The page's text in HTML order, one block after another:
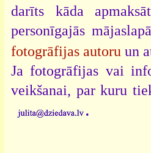
darīts kāda
personīgajās
fotogrāfijas autoru un
Ja fotogrāfijas vai
veikšanai, par kuru
.